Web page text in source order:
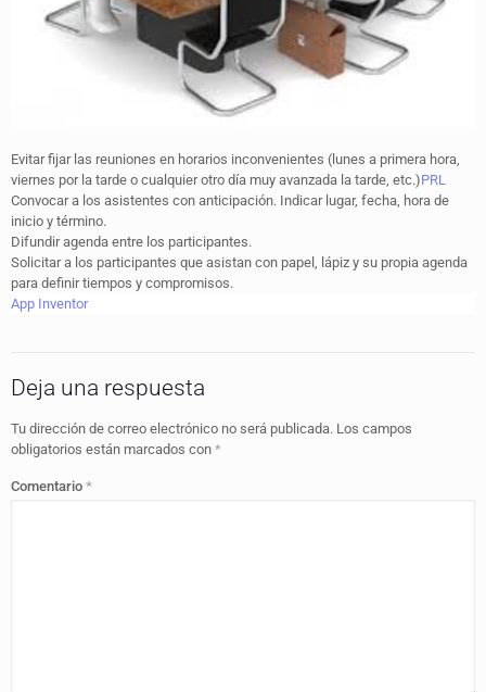
Evitar fijar las reuniones en horarios inconvenientes (lunes a primera hora,
viernes por la tarde o cualquier otro día muy avanzada la tarde, etc.)PRL
Convocar a los asistentes con anticipación. Indicar lugar, fecha, hora de
inicio y término.
Difundir agenda entre los participantes.
Solicitar a los participantes que asistan con papel, lápiz y su propia agenda
para definir tiempos y compromisos.
App Inventor
Deja una respuesta
Tu dirección de correo electrónico no será publicada. Los campos
obligatorios están marcados con *
Comentario *